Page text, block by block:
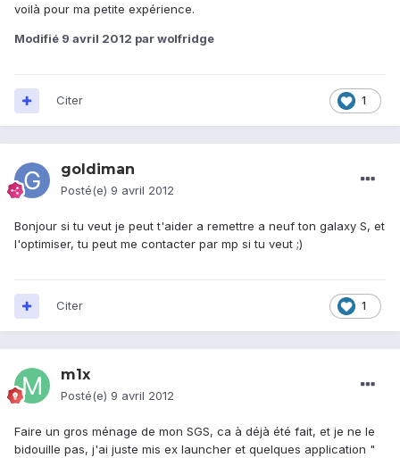
voilà pour ma petite expérience.
Modifié 9 avril 2012 par wolfridge
1
Citer
goldiman
Posté(e) 9 avril 2012
Bonjour si tu veut je peut t'aider a remettre a neuf ton galaxy S, et
l'optimiser, tu peut me contacter par mp si tu veut ;)
1
Citer
m1x
Posté(e) 9 avril 2012
Faire un gros ménage de mon SGS, ca à déjà été fait, et je ne le
bidouille pas, j'ai juste mis ex launcher et quelques application "